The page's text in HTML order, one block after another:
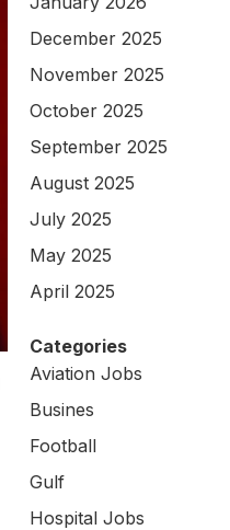
December 2025
November 2025
October 2025
September 2025
August 2025
July 2025
May 2025
April 2025
Categories
Aviation Jobs
Busines
Football
Gulf
Hospital Jobs